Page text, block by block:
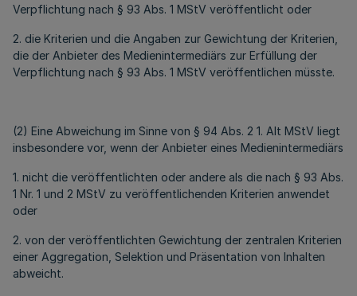
Verpflichtung nach § 93 Abs. 1 MStV veröffentlicht oder
2. die Kriterien und die Angaben zur Gewichtung der Kriterien,
die der Anbieter des Medienintermediärs zur Erfüllung der
Verpflichtung nach § 93 Abs. 1 MStV veröffentlichen müsste.
(2) Eine Abweichung im Sinne von § 94 Abs. 2 1. Alt MStV liegt
insbesondere vor, wenn der Anbieter eines Medienintermediärs
1. nicht die veröffentlichten oder andere als die nach § 93 Abs.
1 Nr. 1 und 2 MStV zu veröffentlichenden Kriterien anwendet
oder
2. von der veröffentlichten Gewichtung der zentralen Kriterien
einer Aggregation, Selektion und Präsentation von Inhalten
abweicht.